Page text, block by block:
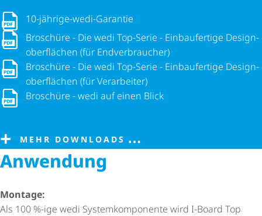
10-jährige-wedi-Garantie
10-jährige-wedi-Garantie
Broschüre - Die wedi Top-Serie - Einbaufertige Design­
ober­flä­chen (für Endverbraucher)
Broschüre - Die wedi Top-Serie - Einbaufertige
Broschüre - Die wedi Top-Serie - Einbaufertige Design­
ober­flä­chen (für Verarbeiter)
Broschüre - Die wedi Top-Serie - Einbaufertige
Broschüre - wedi auf einen Blick
Broschüre - wedi auf einen Blick
MEHR DOWNLOADS
Anwendung
Montage:
Als 100 %-ige wedi System­kom­po­nente wird I-Board Top